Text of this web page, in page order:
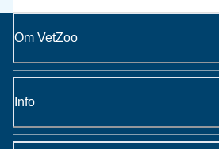
Om VetZoo
Info